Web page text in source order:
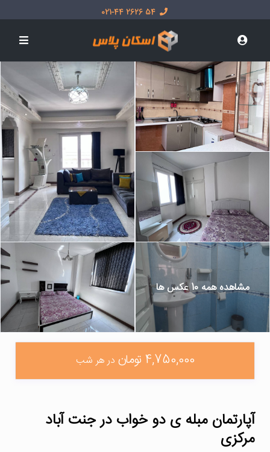
54 2626 021-44
مشاهده همه 10 عکس ها
4,750,000 تومان در هر شب
آپارتمان مبله ی دو خواب در جنت آباد
مرکزی